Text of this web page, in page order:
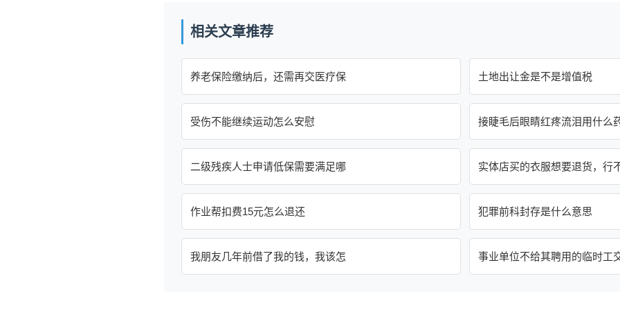
相关文章推荐
养老保险缴纳后，还需再交医疗保 土地出让金是不是增值税
受伤不能继续运动怎么安慰 接睫毛后眼睛红疼流泪用什么
二级残疾人士申请低保需要满足哪 实体店买的衣服想要退货，行
作业帮扣费15元怎么退还 犯罪前科封存是什么意思
我朋友几年前借了我的钱，我该怎 事业单位不给其聘用的临时工